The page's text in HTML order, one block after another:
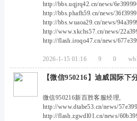
http://bbs.uqjrq42.cn/news/
http://bbs.phafh59.cn/news/
http://bbs.wuaoa29.cn/news/
http://www.xkchs57.cn/news/
http://flash.iroqo47.cn/news/
2026-1-15 01:16 9 0
【微信950216】迪威国际下
微信950216新百胜客服经理,
http://www.dtabe53.cn/news/
http://flash.zgwdl01.cn/news/